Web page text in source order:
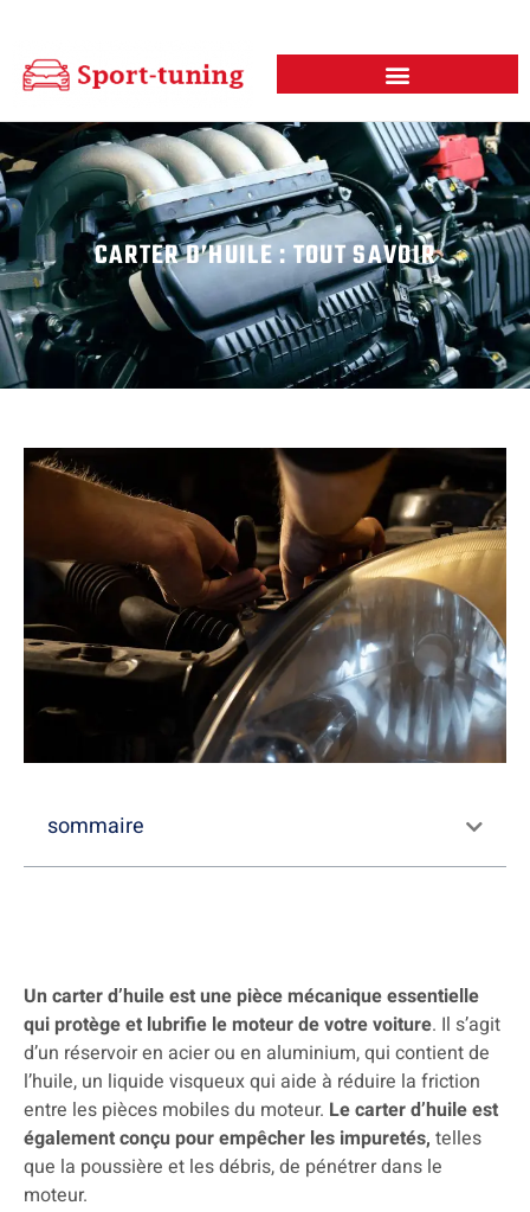
CARTER D’HUILE : TOUT SAVOIR
sommaire
Un carter d’huile est une pièce mécanique essentielle
qui protège et lubrifie le moteur de votre voiture. Il s’agit
d’un réservoir en acier ou en aluminium, qui contient de
l’huile, un liquide visqueux qui aide à réduire la friction
entre les pièces mobiles du moteur. Le carter d’huile est
également conçu pour empêcher les impuretés, telles
que la poussière et les débris, de pénétrer dans le
moteur.